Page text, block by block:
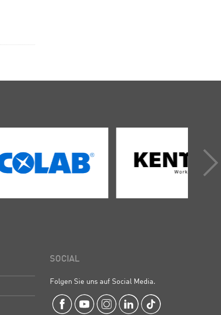
SOCIAL
Folgen Sie uns auf Social Media.